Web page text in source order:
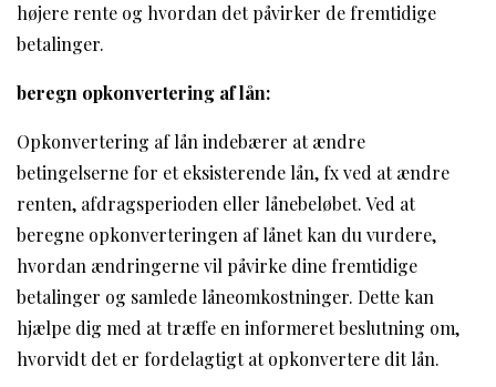
højere rente og hvordan det påvirker de fremtidige
betalinger.
beregn opkonvertering af lån:
Opkonvertering af lån indebærer at ændre
betingelserne for et eksisterende lån, fx ved at ændre
renten, afdragsperioden eller lånebeløbet. Ved at
beregne opkonverteringen af lånet kan du vurdere,
hvordan ændringerne vil påvirke dine fremtidige
betalinger og samlede låneomkostninger. Dette kan
hjælpe dig med at træffe en informeret beslutning om,
hvorvidt det er fordelagtigt at opkonvertere dit lån.